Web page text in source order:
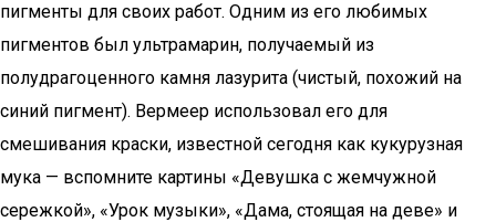
пигменты для своих работ. Одним из его любимых
пигментов был ультрамарин, получаемый из
полудрагоценного камня лазурита (чистый, похожий на
синий пигмент). Вермеер использовал его для
смешивания краски, известной сегодня как кукурузная
мука — вспомните картины «Девушка с жемчужной
сережкой», «Урок музыки», «Дама, стоящая на деве» и